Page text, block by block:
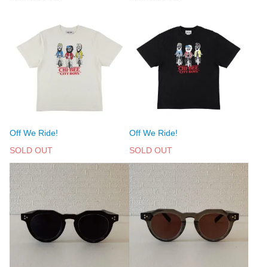
Off We Ride!
SOLD OUT
Off We Ride!
SOLD OUT